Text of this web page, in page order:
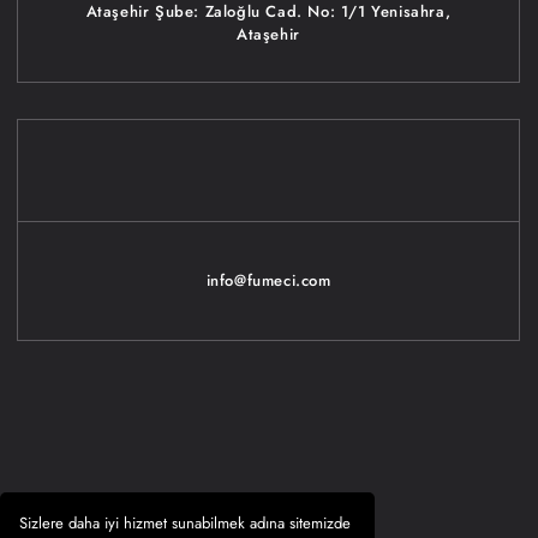
Sizlere daha iyi hizmet sunabilmek adına sitemizde
Ataşehir Şube: Zaloğlu Cad. No: 1/1 Yenisahra,
Ataşehir
info@fumeci.com